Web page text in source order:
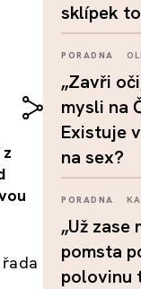
řada
sklípek
PORADNA
„Zavři
mysli na
Existuje
na sex?
PORADNA
„Už zase
pomsta
polovinu